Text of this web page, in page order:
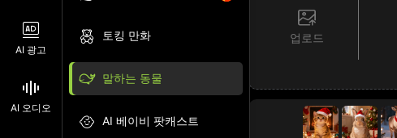
AI 광고
AI 오디오
토킹 만화
말하는 동물
AI 베이비 팟캐스트
업로드